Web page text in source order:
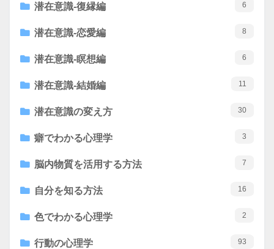
潜在意識-復縁編 6
潜在意識-恋愛編 8
潜在意識-瞑想編 6
潜在意識-結婚編 11
潜在意識の変え方 30
癖でわかる心理学 3
脳内物質を活用する方法 7
自分を知る方法 16
色でわかる心理学 2
行動の心理学 93